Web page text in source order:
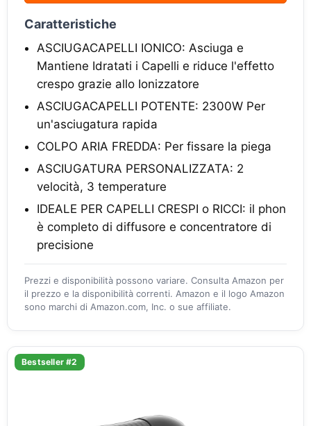
Caratteristiche
ASCIUGACAPELLI IONICO: Asciuga e
Mantiene Idratati i Capelli e riduce l'effetto
crespo grazie allo Ionizzatore
ASCIUGACAPELLI POTENTE: 2300W Per
un'asciugatura rapida
COLPO ARIA FREDDA: Per fissare la piega
ASCIUGATURA PERSONALIZZATA: 2
velocità, 3 temperature
IDEALE PER CAPELLI CRESPI o RICCI: il phon
è completo di diffusore e concentratore di
precisione
Prezzi e disponibilità possono variare. Consulta Amazon per
il prezzo e la disponibilità correnti. Amazon e il logo Amazon
sono marchi di Amazon.com, Inc. o sue affiliate.
Bestseller #2